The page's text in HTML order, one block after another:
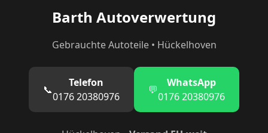
Barth Autoverwertung
Gebrauchte Autoteile • Hückelhoven
📞
Telefon
0176 20380976
💬
WhatsApp
0176 20380976